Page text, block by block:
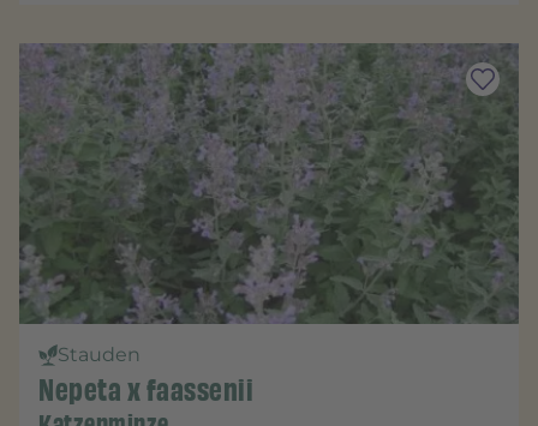
Stauden
Nepeta x faassenii